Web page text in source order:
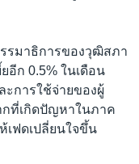
รมาธิการของวุฒิสภา
อีก 0.5% ในเดือน
ะการใช้จ่ายของผู้
ที่เกิดปัญหาในภาค
เฟดเปลี่ยนใจขึ้น